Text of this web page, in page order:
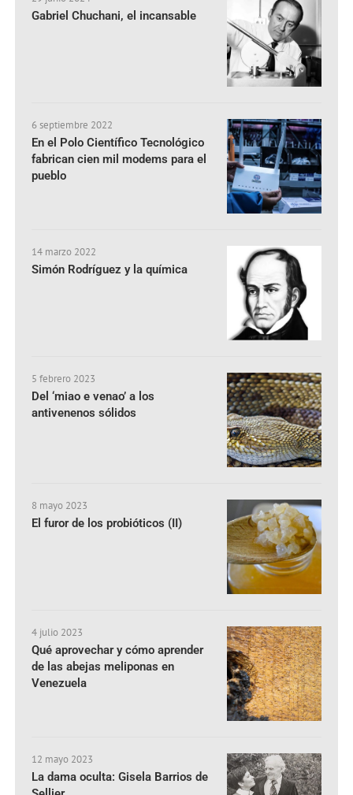
Gabriel Chuchani, el incansable
6 septiembre 2022
En el Polo Científico Tecnológico
fabrican cien mil modems para el
pueblo
14 marzo 2022
Simón Rodríguez y la química
5 febrero 2023
Del ‘miao e venao’ a los
antivenenos sólidos
8 mayo 2023
El furor de los probióticos (II)
4 julio 2023
Qué aprovechar y cómo aprender
de las abejas meliponas en
Venezuela
12 mayo 2023
La dama oculta: Gisela Barrios de